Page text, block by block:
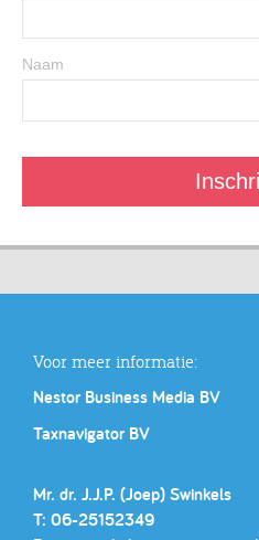
Naam
Voor meer informatie:
Nestor Business Media BV
Taxnavigator BV
Mr. dr. J.J.P. (Joep) Swinkels
T: 06-25152349